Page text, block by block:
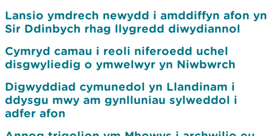
Lansio ymdrech newydd i amddiffyn afon yn
Sir Ddinbych rhag llygredd diwydiannol
Cymryd camau i reoli niferoedd uchel
disgwyliedig o ymwelwyr yn Niwbwrch
Digwyddiad cymunedol yn Llandinam i
ddysgu mwy am gynlluniau sylweddol i
adfer afon